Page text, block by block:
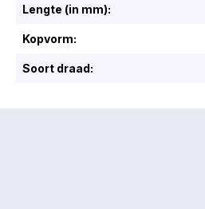
Lengte (in mm):
Kopvorm:
Soort draad: